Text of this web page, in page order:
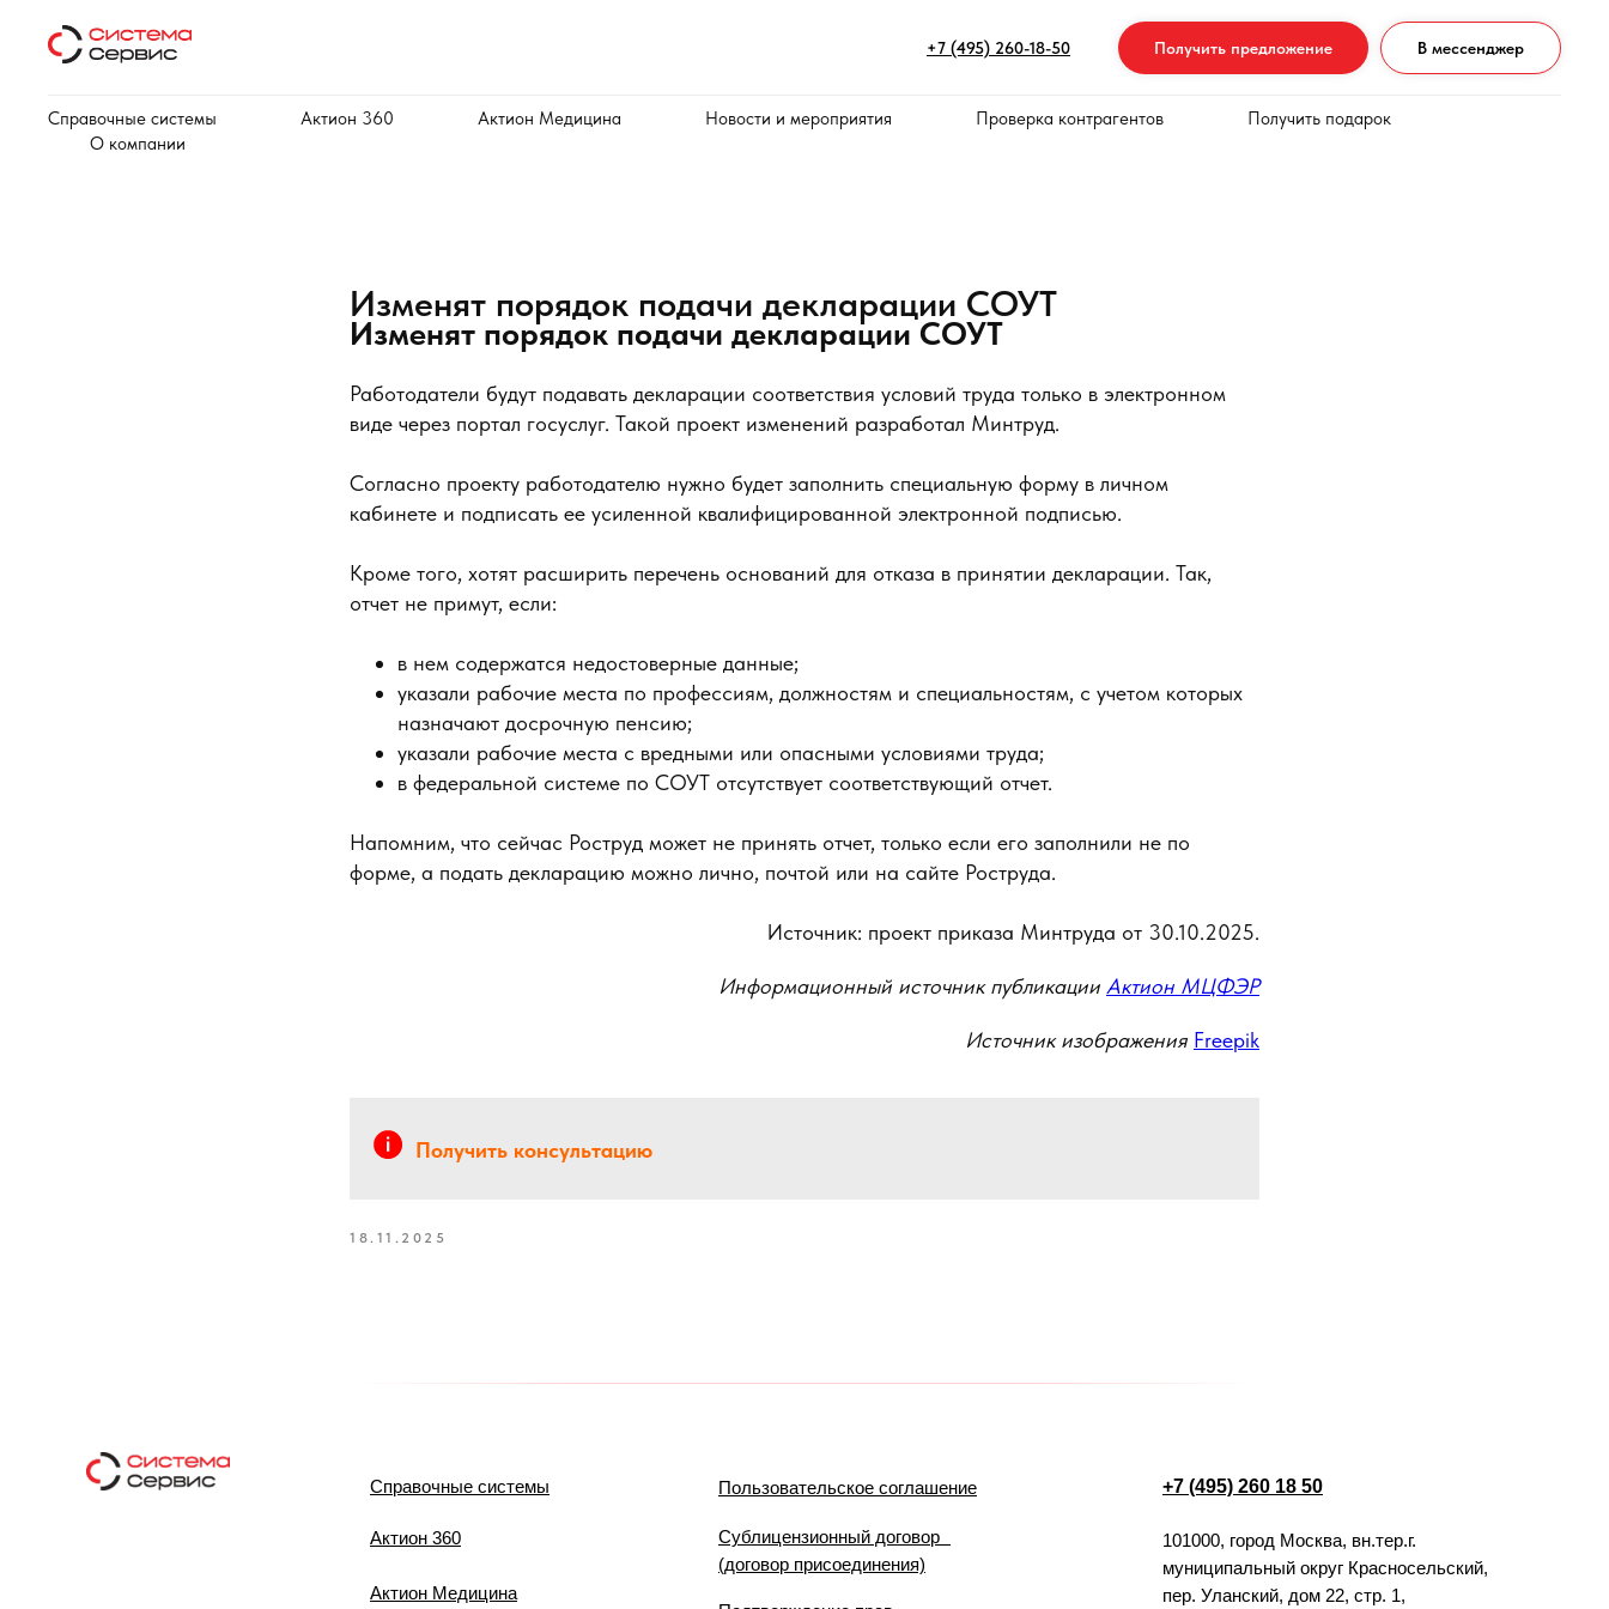
+7 (495) 260-18-50 Получить предложение В мессенджер
Справочные системы Актион 360 Актион Медицина Новости и мероприятия Проверка контрагентов
Получить подарок
О компании
Изменят порядок подачи декларации СОУТ
Изменят порядок подачи декларации СОУТ
Работодатели будут подавать декларации соответствия условий труда только в электронном
виде через портал госуслуг. Такой проект изменений разработал Минтруд.
Согласно проекту работодателю нужно будет заполнить специальную форму в личном
кабинете и подписать ее усиленной квалифицированной электронной подписью.
Кроме того, хотят расширить перечень оснований для отказа в принятии декларации. Так,
отчет не примут, если:
в нем содержатся недостоверные данные;
указали рабочие места по профессиям, должностям и специальностям, с учетом которых
назначают досрочную пенсию;
указали рабочие места с вредными или опасными условиями труда;
в федеральной системе по СОУТ отсутствует соответствующий отчет.
Напомним, что сейчас Роструд может не принять отчет, только если его заполнили не по
форме, а подать декларацию можно лично, почтой или на сайте Роструда.
Источник: проект приказа Минтруда от 30.10.2025.
Информационный источник публикации Актион МЦФЭР
Источник изображения Freepik
Получить консультацию
18.11.2025
+7 (495) 260 18 50
101000, город Москва, вн.тер.г.
муниципальный округ Красносельский,
пер. Уланский, дом 22, стр. 1,
Справочные системы
Актион 360
Актион Медицина
Пользовательское соглашение
Сублицензионный договор
(договор присоединения)